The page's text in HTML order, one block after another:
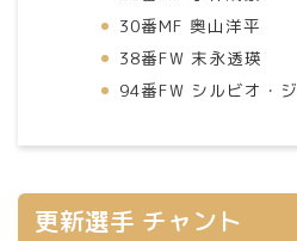
30番MF 奥山洋平
38番FW 末永透瑛
94番FW シルビオ・
更新選手 チャント